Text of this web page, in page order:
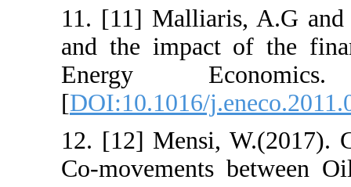
11. [11]
and the
Energy
[DOI:10.1016/
12. [12]
Co-